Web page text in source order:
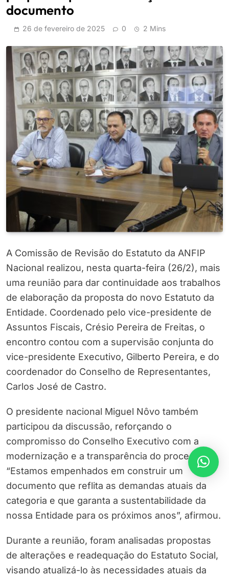
documento
26 de fevereiro de 2025 0 2 Mins
A Comissão de Revisão do Estatuto da ANFIP
Nacional realizou, nesta quarta-feira (26/2), mais
uma reunião para dar continuidade aos trabalhos
de elaboração da proposta do novo Estatuto da
Entidade. Coordenado pelo vice-presidente de
Assuntos Fiscais, Crésio Pereira de Freitas, o
encontro contou com a supervisão conjunta do
vice-presidente Executivo, Gilberto Pereira, e do
coordenador do Conselho de Representantes,
Carlos José de Castro.
O presidente nacional Miguel Nôvo também
participou da discussão, reforçando o
compromisso do Conselho Executivo com a
modernização e a transparência do processo.
“Estamos empenhados em construir um
documento que reflita as demandas atuais da
categoria e que garanta a sustentabilidade da
nossa Entidade para os próximos anos”, afirmou.
Durante a reunião, foram analisadas propostas
de alterações e readequação do Estatuto Social,
visando atualizá-lo às necessidades atuais da